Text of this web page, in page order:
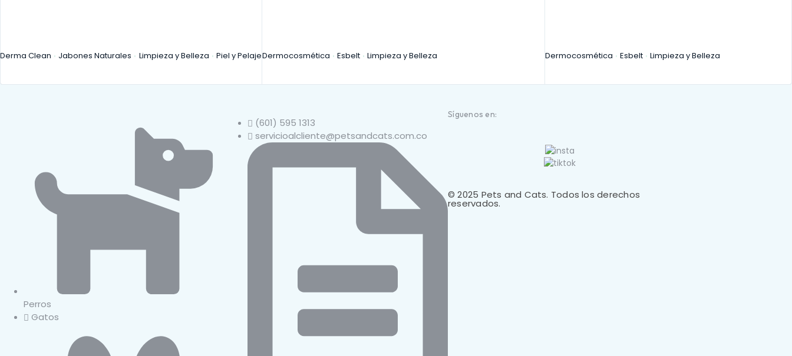
Derma Clean Jabones Naturales Limpieza y Belleza Piel y PelajeDermocosmética Esbelt Limpieza y Belleza Dermocosmética Esbelt Limpieza y Belleza
Perros
Gatos
(601) 595 1313
servicioalcliente@petsandcats.com.co
Síguenos en:
© 2025 Pets and Cats. Todos los derechos
reservados.